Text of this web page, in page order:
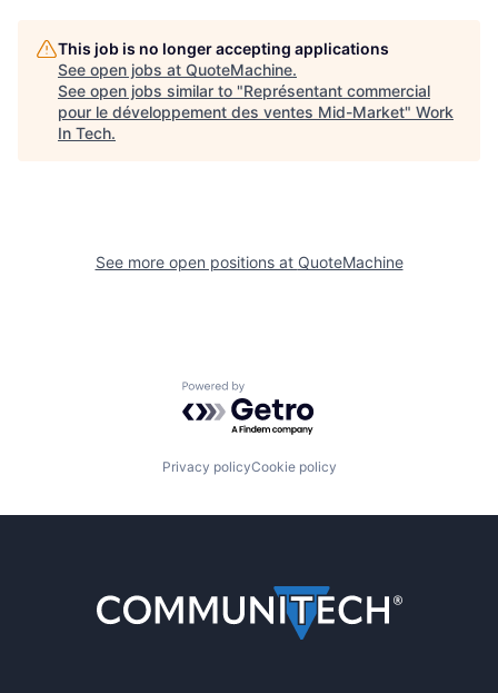
This job is no longer accepting applications
See open jobs at QuoteMachine.
See open jobs similar to "Représentant commercial
pour le développement des ventes Mid-Market" Work
In Tech.
See more open positions at QuoteMachine
Powered by Getro.com
Privacy policyCookie policy